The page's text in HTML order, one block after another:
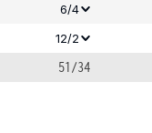
6/4
12/2
51/34